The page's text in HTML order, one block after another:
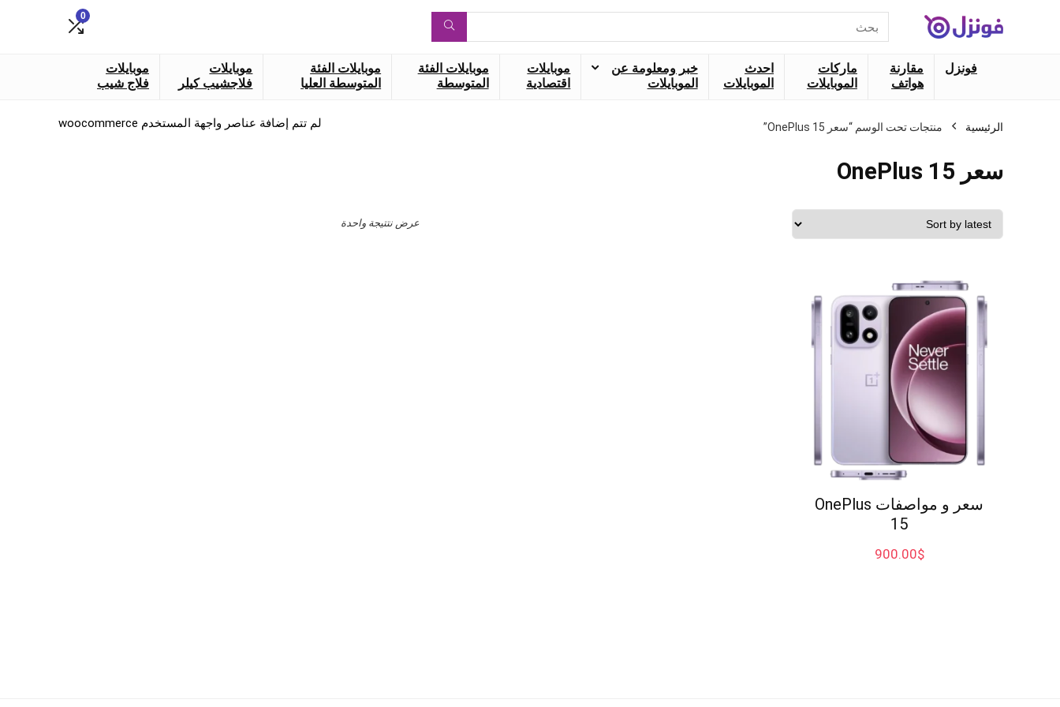
عن:
0
فونزل
مقارنة
هواتف
ماركات
الموبايلات
احدث
الموبايلات
خبر ومعلومة عن
الموبايلات
موبايلات
اقتصادية
موبايلات الفئة
المتوسطة
موبايلات الفئة
المتوسطة العليا
موبايلات
فلاجشيب كيلر
موبايلات
فلاج شيب
الرئيسية منتجات تحت الوسم “سعر OnePlus 15”
سعر OnePlus 15
عرض نتتيجة واحدة
سعر و مواصفات OnePlus
15
$
900.00
لم تتم إضافة عناصر واجهة المستخدم woocommerce